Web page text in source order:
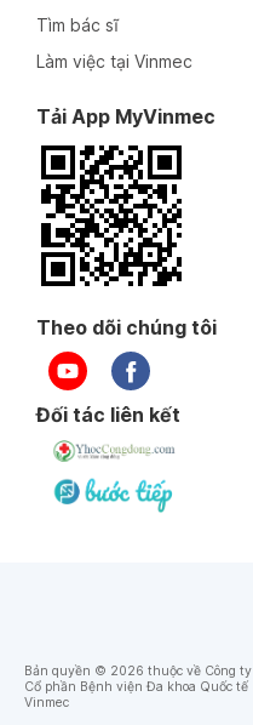
Tìm bác sĩ
Làm việc tại Vinmec
Tải App MyVinmec
Theo dõi chúng tôi
Đối tác liên kết
Bản quyền © 2026 thuộc về Công ty
Cổ phần Bệnh viện Đa khoa Quốc tế
Vinmec